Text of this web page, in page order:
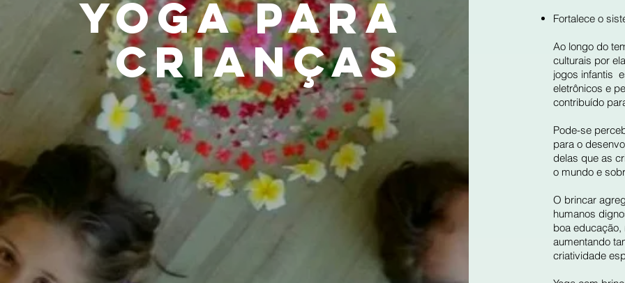
YOGA PARA
CRIANÇAS
Fortalece o
Ao longo do
culturais por
jogos infantis
eletrônicos e
contribuído
Pode-se
para o
delas que as
o mundo e
O brincar
humanos
boa
aumentando
criatividade